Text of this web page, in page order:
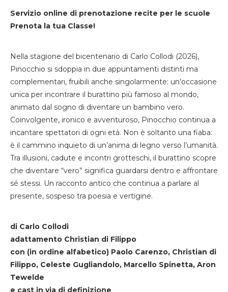
Servizio online di prenotazione recite per le scuole
Prenota la tua Classe!
Nella stagione del bicentenario di Carlo Collodi (2026),
Pinocchio si sdoppia in due appuntamenti distinti ma
complementari, fruibili anche singolarmente: un’occasione
unica per incontrare il burattino più famoso al mondo,
animato dal sogno di diventare un bambino vero.
Coinvolgente, ironico e avventuroso, Pinocchio continua a
incantare spettatori di ogni età. Non è soltanto una fiaba:
è il cammino inquieto di un’anima di legno verso l’umanità.
Tra illusioni, cadute e incontri grotteschi, il burattino scopre
che diventare “vero” significa guardarsi dentro e affrontare
sé stessi. Un racconto antico che continua a parlare al
presente, sospeso tra poesia e vertigine.
di Carlo Collodi
adattamento Christian di Filippo
con (in ordine alfabetico) Paolo Carenzo, Christian di
Filippo, Celeste Gugliandolo, Marcello Spinetta, Aron
Tewelde